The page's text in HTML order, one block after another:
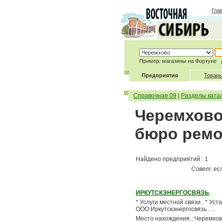
Пример: магазины на Фортуне
Предприятия
Справочная 09 Разделы
бюро
Найдено предприятий : 1
Совет:
ИРКУТСКЭНЕРГОСВЯЗЬ
* Услуги местной связи . *
ООО Иркутскэнергосвязь . ...
Место нахождения :